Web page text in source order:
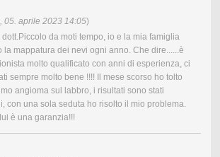
05. aprile 2023 14:05)
da moti tempo, io e la mia famiglia
la mappatura dei nevi ogni anno. Che dire......è
molto qualificato con anni di esperienza, ci
sempre molto bene !!!! Il mese scorso ho tolto
angioma sul labbro, i risultati sono stati
con una sola seduta ho risolto il mio problema.
è una garanzia!!!